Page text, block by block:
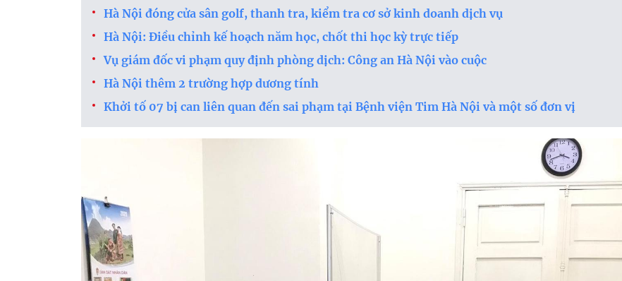
Hà Nội đóng cửa sân golf, thanh tra, kiểm tra cơ sở kinh doanh dịch vụ
Hà Nội: Điều chỉnh kế hoạch năm học, chốt thi học kỳ trực tiếp
Vụ giám đốc vi phạm quy định phòng dịch: Công an Hà Nội vào cuộc
Hà Nội thêm 2 trường hợp dương tính
Khởi tố 07 bị can liên quan đến sai phạm tại Bệnh viện Tim Hà Nội và một số đơn vị